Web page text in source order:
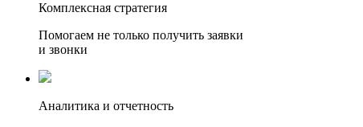
Комплексная стратегия
Помогаем не только получить заявки
и звонки
Аналитика и отчетность